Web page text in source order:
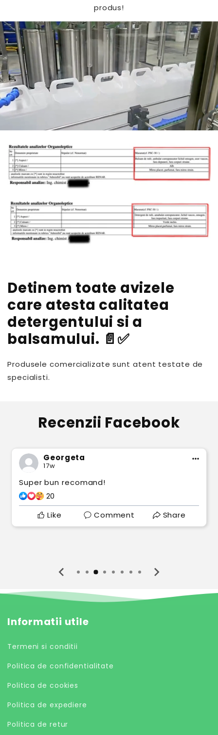
produs!
Detinem toate avizele
care atesta calitatea
detergentului si a
balsamului. 📄✅
Produsele comercializate sunt atent testate de
specialisti.
Recenzii Facebook
Georgeta
17w
Super bun recomand!
20
Like
Comment Share
Informatii utile
Termeni si conditii
Politica de confidentialitate
Politica de cookies
Politica de expediere
Politica de retur